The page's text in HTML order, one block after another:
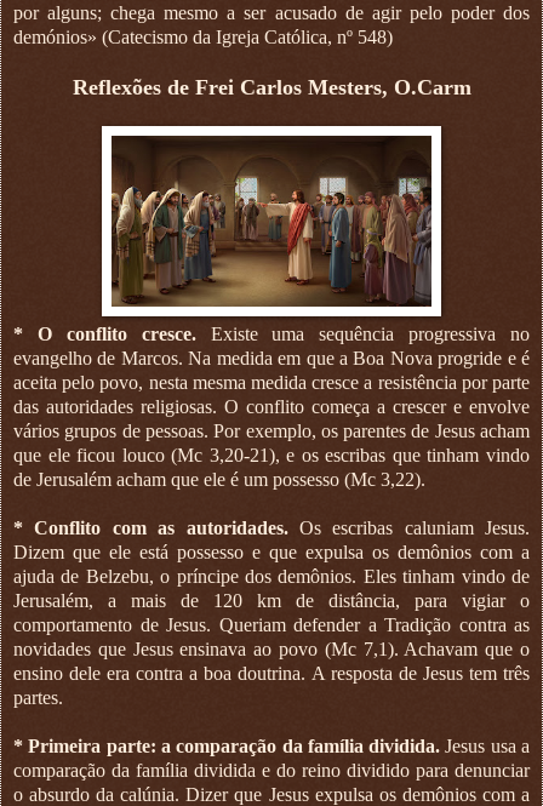
por alguns; chega mesmo a ser acusado de agir pelo poder dos
demónios» (Catecismo da Igreja Católica, nº 548)
Reflexões de Frei Carlos Mesters, O.Carm
* O conflito cresce. Existe uma sequência progressiva no
evangelho de Marcos. Na medida em que a Boa Nova progride e é
aceita pelo povo, nesta mesma medida cresce a resistência por parte
das autoridades religiosas. O conflito começa a crescer e envolve
vários grupos de pessoas. Por exemplo, os parentes de Jesus acham
que ele ficou louco (Mc 3,20-21), e os escribas que tinham vindo
de Jerusalém acham que ele é um possesso (Mc 3,22).
* Conflito com as autoridades.Os escribas caluniam Jesus.
Dizem que ele está possesso e que expulsa os demônios com a
ajuda de Belzebu, o príncipe dos demônios. Eles tinham vindo de
Jerusalém, a mais de 120 km de distância, para vigiar o
comportamento de Jesus. Queriam defender a Tradição contra as
novidades que Jesus ensinava ao povo (Mc 7,1). Achavam que o
ensino dele era contra a boa doutrina. A resposta de Jesus tem três
partes.
* Primeira parte: a comparação da família dividida. Jesus usa a
comparação da família dividida e do reino dividido para denunciar
o absurdo da calúnia. Dizer que Jesus expulsa os demônios com a